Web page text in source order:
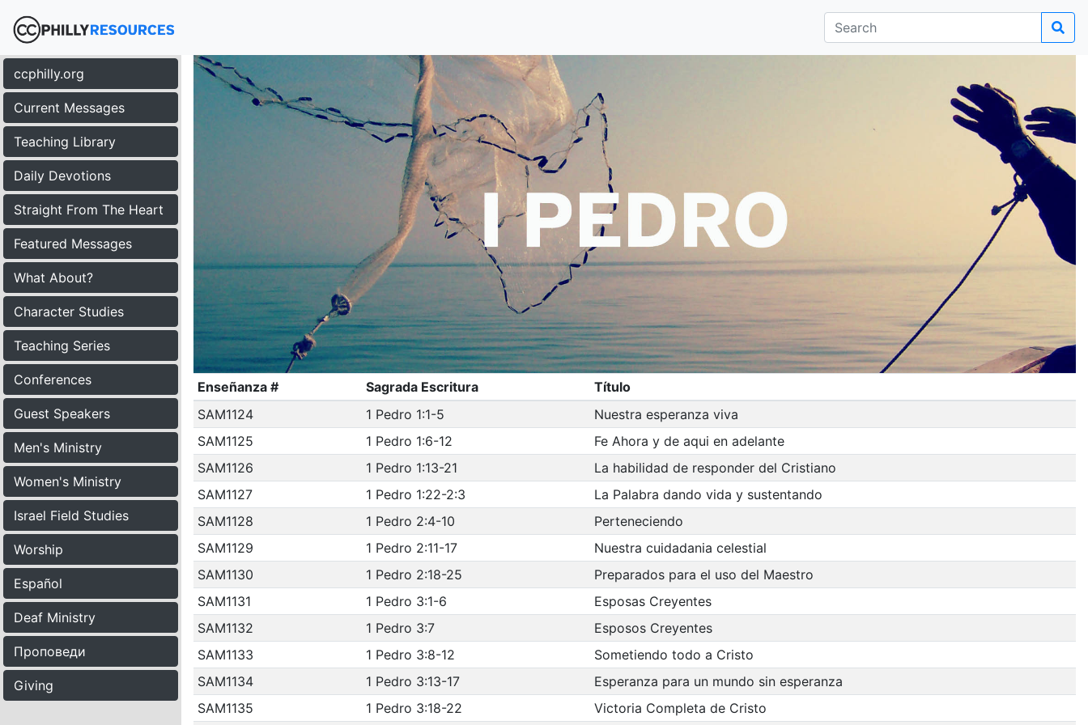
ccphilly.org
Current Messages
Teaching Library
Daily Devotions
Straight From The Heart
Featured Messages
What About?
Character Studies
Teaching Series
Conferences
Guest Speakers
Men's Ministry
Women's Ministry
Israel Field Studies
Worship
Español
Deaf Ministry
Проповеди
Giving
Enseñanza # Sagrada Escritura
Título
SAM1124
1 Pedro 1:1-5
Nuestra esperanza viva
SAM1125
1 Pedro 1:6-12
Fe Ahora y de aqui en adelante
SAM1126
1 Pedro 1:13-21
La habilidad de responder del Cristiano
SAM1127
1 Pedro 1:22-2:3
La Palabra dando vida y sustentando
SAM1128
1 Pedro 2:4-10
Perteneciendo
SAM1129
1 Pedro 2:11-17
Nuestra cuidadania celestial
SAM1130
1 Pedro 2:18-25
Preparados para el uso del Maestro
SAM1131
1 Pedro 3:1-6
Esposas Creyentes
SAM1132
1 Pedro 3:7
Esposos Creyentes
SAM1133
1 Pedro 3:8-12
Sometiendo todo a Cristo
SAM1134
1 Pedro 3:13-17
Esperanza para un mundo sin esperanza
SAM1135
1 Pedro 3:18-22 Victoria Completa de Cristo